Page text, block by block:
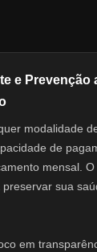
e Prevenção
modalidade
de
mensal.
sua
em